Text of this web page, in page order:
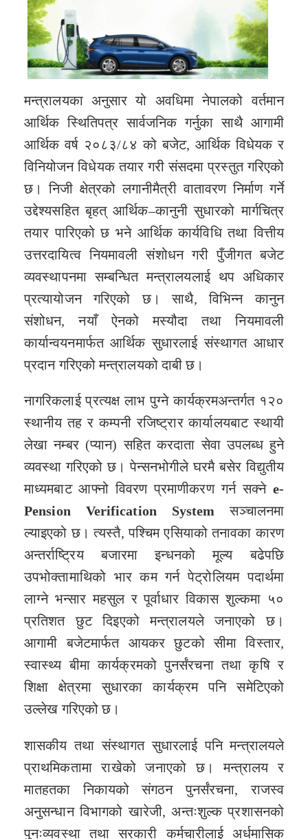
मन्त्रालयका अनुसार यो अवधिमा नेपालको वर्तमान
आर्थिक स्थितिपत्र सार्वजनिक गर्नुका साथै आगामी
आर्थिक वर्ष २०८३/८४ को बजेट, आर्थिक विधेयक र
विनियोजन विधेयक तयार गरी संसदमा प्रस्तुत गरिएको
छ। निजी क्षेत्रको लगानीमैत्री वातावरण निर्माण गर्ने
उद्देश्यसहित बृहत् आर्थिक–कानुनी सुधारको मार्गचित्र
तयार पारिएको छ भने आर्थिक कार्यविधि तथा वित्तीय
उत्तरदायित्व नियमावली संशोधन गरी पुँजीगत बजेट
व्यवस्थापनमा सम्बन्धित मन्त्रालयलाई थप अधिकार
प्रत्यायोजन गरिएको छ। साथै, विभिन्न कानुन
संशोधन, नयाँ ऐनको मस्यौदा तथा नियमावली
कार्यान्वयनमार्फत आर्थिक सुधारलाई संस्थागत आधार
प्रदान गरिएको मन्त्रालयको दाबी छ।
नागरिकलाई प्रत्यक्ष लाभ पुग्ने कार्यक्रमअन्तर्गत १२०
स्थानीय तह र कम्पनी रजिष्ट्रार कार्यालयबाट स्थायी
लेखा नम्बर (प्यान) सहित करदाता सेवा उपलब्ध हुने
व्यवस्था गरिएको छ। पेन्सनभोगीले घरमै बसेर विद्युतीय
माध्यमबाट आफ्नो विवरण प्रमाणीकरण गर्न सक्ने e-
Pension Verification System सञ्चालनमा
ल्याइएको छ। त्यस्तै, पश्चिम एसियाको तनावका कारण
अन्तर्राष्ट्रिय बजारमा इन्धनको मूल्य बढेपछि
उपभोक्तामाथिको भार कम गर्न पेट्रोलियम पदार्थमा
लाग्ने भन्सार महसुल र पूर्वाधार विकास शुल्कमा ५०
प्रतिशत छुट दिइएको मन्त्रालयले जनाएको छ।
आगामी बजेटमार्फत आयकर छुटको सीमा विस्तार,
स्वास्थ्य बीमा कार्यक्रमको पुनर्संरचना तथा कृषि र
शिक्षा क्षेत्रमा सुधारका कार्यक्रम पनि समेटिएको
उल्लेख गरिएको छ।
शासकीय तथा संस्थागत सुधारलाई पनि मन्त्रालयले
प्राथमिकतामा राखेको जनाएको छ। मन्त्रालय र
मातहतका निकायको संगठन पुनर्संरचना, राजस्व
अनुसन्धान विभागको खारेजी, अन्तःशुल्क प्रशासनको
पुनःव्यवस्था तथा सरकारी कर्मचारीलाई अर्धमासिक